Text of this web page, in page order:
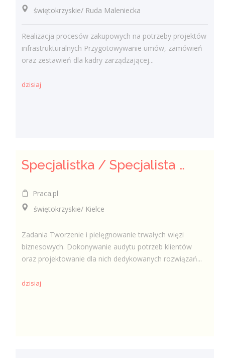
świętokrzyskie/ Ruda Maleniecka
Realizacja procesów zakupowych na potrzeby projektów
infrastrukturalnych Przygotowywanie umów, zamówień
oraz zestawień dla kadry zarządzającej...
dzisiaj
Specjalistka / Specjalista ds. Sprzedaży ubezpieczeń
Praca.pl
świętokrzyskie/ Kielce
Zadania Tworzenie i pielęgnowanie trwałych więzi
biznesowych. Dokonywanie audytu potrzeb klientów
oraz projektowanie dla nich dedykowanych rozwiązań...
dzisiaj